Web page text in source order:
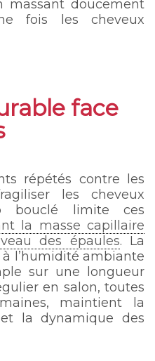
massant doucement
fois les cheveux
face
répétés contre les
les cheveux
bouclé limite ces
la masse capillaire
des épaules. La
l’humidité ambiante
sur une longueur
en salon, toutes
maintient la
la dynamique des